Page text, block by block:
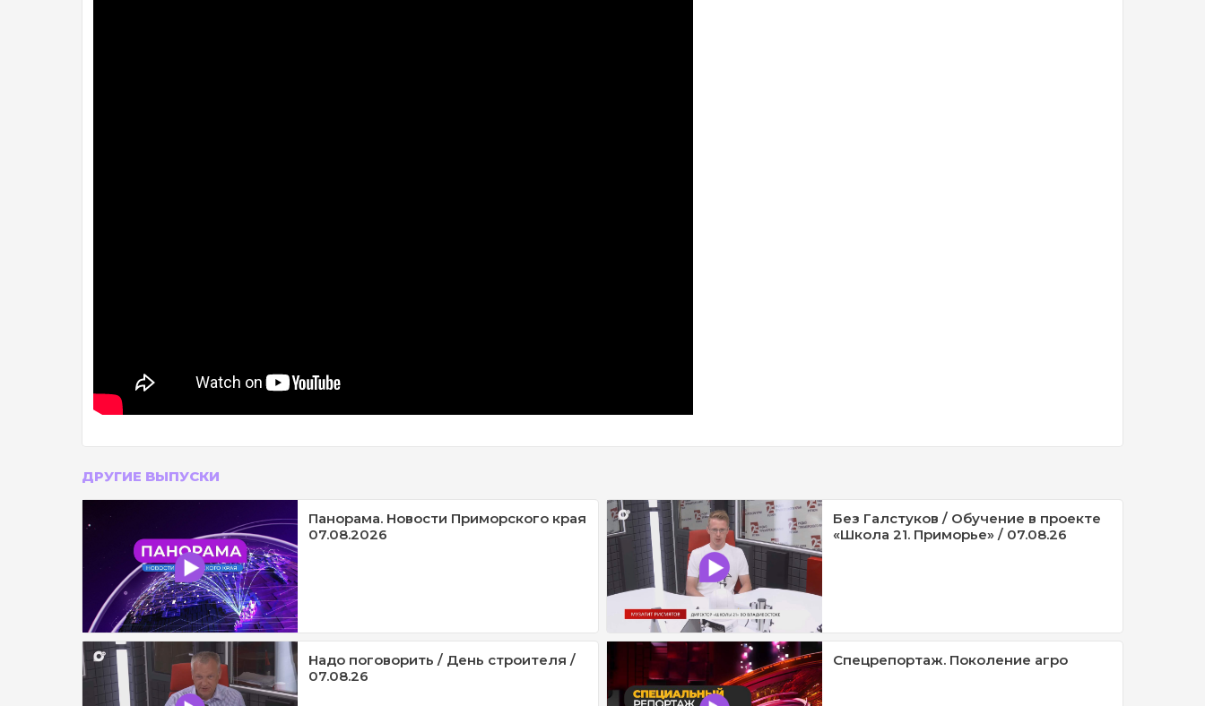
ДРУГИЕ ВЫПУСКИ
Панорама. Новости Приморского края
07.08.2026
Без Галстуков / Обучение в проекте
«Школа 21. Приморье» / 07.08.26
Надо поговорить / День строителя /
07.08.26
Спецрепортаж. Поколение агро